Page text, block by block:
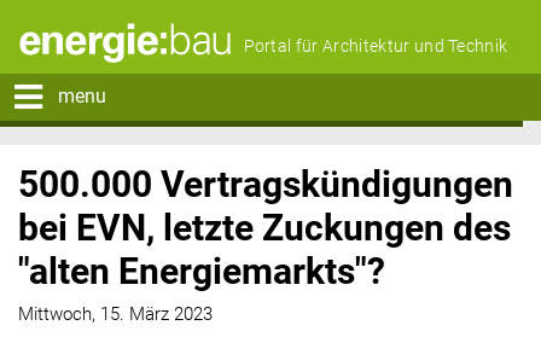
Portal für Architektur und Technik
menu
500.000 Vertragskündigungen
bei EVN, letzte Zuckungen des
"alten Energiemarkts"?
Mittwoch, 15. März 2023